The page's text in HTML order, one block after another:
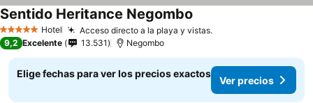
5 Estrellas Hotel Acceso directo a la playa y vistas.
Sentido Heritance Negombo
9,2 Excelente 13.531 Negombo
Elige fechas para ver los precios exactos
Ver precios